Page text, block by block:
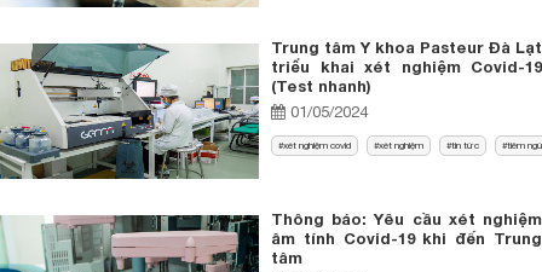
Trung tâm Y khoa Pasteur Đà Lạt
triểu khai xét nghiệm Covid-19
(Test nhanh)
01/05/2024
xét nghiệm covid xét nghiệm tin tức tiêm
Thông báo: Yêu cầu xét nghiệm
âm tính Covid-19 khi đến Trung
tâm